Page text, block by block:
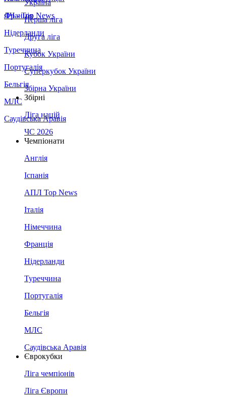
Франція
Нідерланди
Туреччина
Португалія
Бельгія
МЛС
Саудівська Аравія
ЛЧ - Top News
Україна
Перша ліга
Друга ліга
Кубок України
Суперкубок України
Збірна України
Збірні
Ліга націй
ЧС 2026
Чемпіонати
Англія
Іспанія
АПЛ Top News
Італія
Німеччина
Франція
Нідерланди
Туреччина
Португалія
Бельгія
МЛС
Саудівська Аравія
Єврокубки
Ліга чемпіонів
Ліга Європи